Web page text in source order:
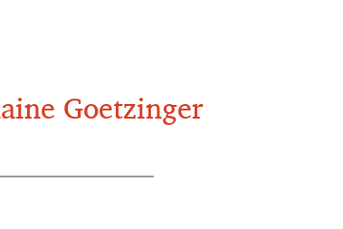
Goetzinger